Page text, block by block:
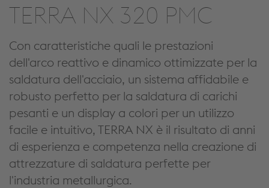
TERRA NX 320 PMC
Con caratteristiche quali le prestazioni
dell'arco reattivo e dinamico ottimizzate per la
saldatura dell'acciaio, un sistema affidabile e
robusto perfetto per la saldatura di carichi
pesanti e un display a colori per un utilizzo
facile e intuitivo, TERRA NX è il risultato di anni
di esperienza e competenza nella creazione di
attrezzature di saldatura perfette per
l'industria metallurgica.